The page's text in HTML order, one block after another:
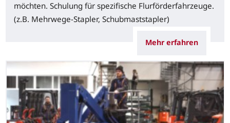
möchten. Schulung für spezifische Flurförderfahrzeuge.
(z.B. Mehrwege-Stapler, Schubmaststapler)
Mehr erfahren